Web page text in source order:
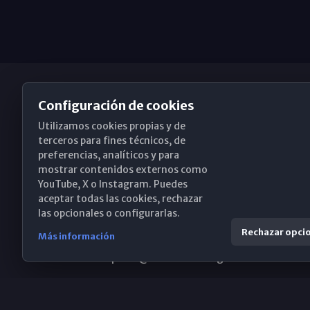
Obispado de Málaga
Santa María, 18-20. 29015 Málaga
(+34) 952 224 386
Configuración de cookies
Utilizamos cookies propias y de
terceros para fines técnicos, de
preferencias, analíticos y para
mostrar contenidos externos como
YouTube, X o Instagram. Puedes
aceptar todas las cookies, rechazar
las opcionales o configurarlas.
Más información Rechazar